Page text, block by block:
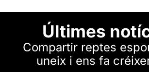
Últimes
Compartir reptes
uneix i ens fa